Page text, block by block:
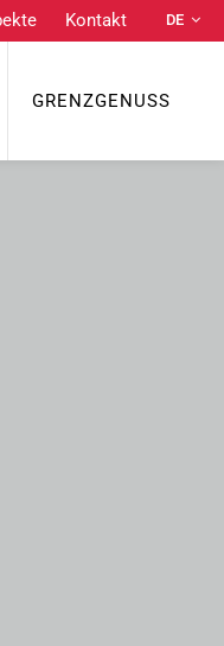
Kontakt
DE
GRENZGENUSS